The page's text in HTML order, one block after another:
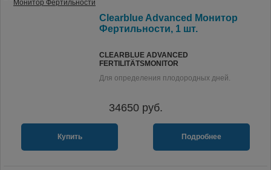
Clearblue Advanced Монитор
Фертильности, 1 шт.
CLEARBLUE ADVANCED
FERTILITÄTSMONITOR
Для определения плодородных дней.
34650руб.
Купить Подробнее